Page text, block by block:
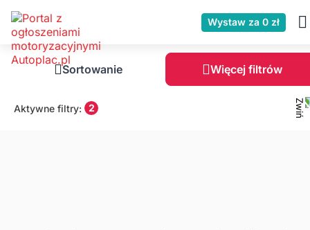
Wystaw za 0 zł
Sortowanie Więcej filtrów
Aktywne filtry: 2